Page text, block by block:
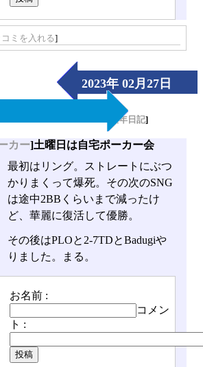
コミを入れる]
2023年 02月27日
（Mon）
長年日記]
カー]土曜日は自宅ポーカー会
最初はリング。ストレートにぶつ
かりまくって爆死。その次のSNG
は途中2BBくらいまで減ったけ
ど、華麗に復活して優勝。
その後はPLOと2-7TDとBadugiや
りました。まる。
お名前 :
コメン
ト :